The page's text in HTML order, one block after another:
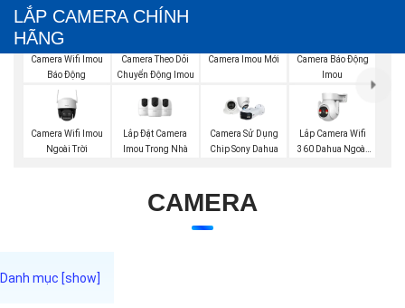
LẮP CAMERA CHÍNH
HÃNG
Camera Wifi Imou
Báo Động
Camera Theo Dỏi
Chuyển Động Imou
Camera Imou Mới
Camera Báo Động
Imou
Camera Wifi Imou
Ngoài Trời
Lắp Đặt Camera
Imou Trong Nhà
Camera Sử Dụng
Chip Sony Dahua
Lắp Camera Wifi
360 Dahua Ngoài
CAMERA